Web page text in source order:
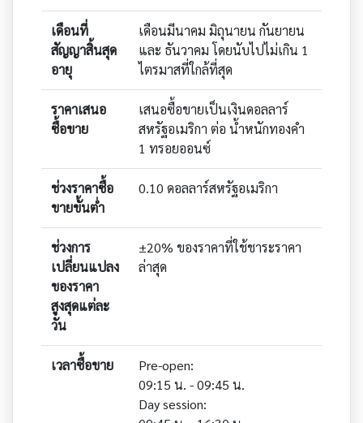
เดือนที่
สัญญาสิ้นสุด
อายุ
เดือนมีนาคม มิถุนายน กันยายน
และ ธันวาคม โดยนับไปไม่เกิน 1
ไตรมาสที่ใกล้ที่สุด
ราคาเสนอ
ซื้อขาย
เสนอซื้อขายเป็นเงินดอลลาร์
สหรัฐอเมริกา ต่อ น้ำหนักทองคำ
1 ทรอยออนซ์
ช่วงราคาซื้อ
ขายขั้นต่ำ
0.10 ดอลลาร์สหรัฐอเมริกา
ช่วงการ
เปลี่ยนแปลง
ของราคา
สูงสุดแต่ละ
วัน
±20% ของราคาที่ใช้ชาระราคา
ล่าสุด
เวลาซื้อขาย
Pre-open:
09:15 น. - 09:45 น.
Day session: